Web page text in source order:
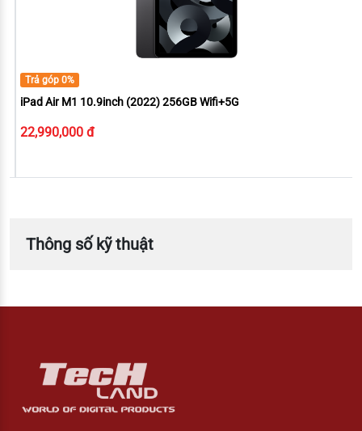
Trả góp 0%
iPad Air M1 10.9inch (2022) 256GB Wifi+5G
22,990,000 đ
Thông số kỹ thuật